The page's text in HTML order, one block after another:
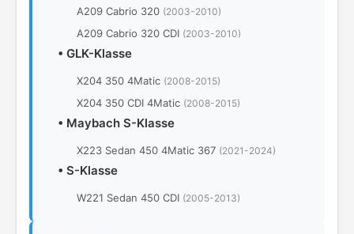
A209 Cabrio 320 (2003-2010)
A209 Cabrio 320 CDI (2003-2010)
• GLK-Klasse
X204 350 4Matic (2008-2015)
X204 350 CDI 4Matic (2008-2015)
• Maybach S-Klasse
X223 Sedan 450 4Matic 367 (2021-2024)
• S-Klasse
W221 Sedan 450 CDI (2005-2013)